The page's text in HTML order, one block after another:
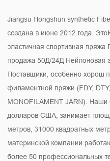
Jiangsu Hongshun synthetic
создана в июне 2012 года. Это
эластичная спортивная пряжа
продажа 50Д/24Д Нейлоновая
Поставщики , особенно хорош
филаментной пряжи (FDY,
MONOFILAMENT JARN). Наши
долларов США, занимает
метров, 31000 квадратных
материнской компании
более 50 профессиональных